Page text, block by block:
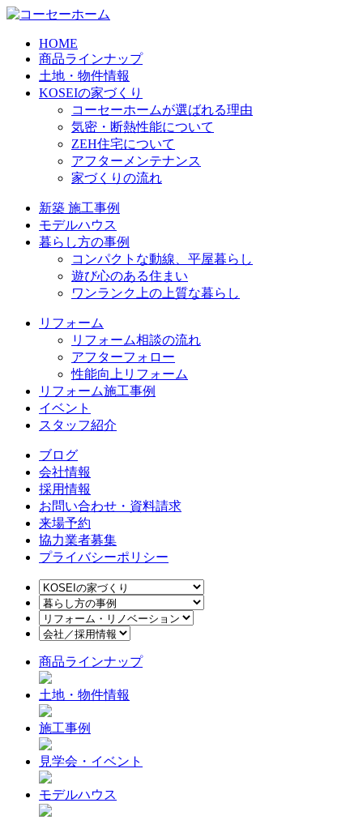
HOME
商品ラインナップ
土地・物件情報
KOSEIの家づくり
コーセーホームが選ばれる理由
気密・断熱性能について
ZEH住宅について
アフターメンテナンス
家づくりの流れ
新築 施工事例
モデルハウス
暮らし方の事例
コンパクトな動線、平屋暮らし
遊び心のある住まい
ワンランク上の上質な暮らし
リフォーム
リフォーム相談の流れ
アフターフォロー
性能向上リフォーム
リフォーム施工事例
イベント
スタッフ紹介
ブログ
会社情報
採用情報
お問い合わせ・資料請求
来場予約
協力業者募集
プライバシーポリシー
商品ラインナップ
土地・物件情報
施工事例
見学会・イベント
モデルハウス